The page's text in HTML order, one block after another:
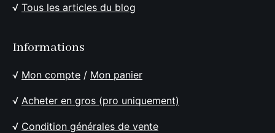
√ Tous les articles du blog
Informations
√ Mon compte / Mon panier
√ Acheter en gros (pro uniquement)
√ Condition générales de vente